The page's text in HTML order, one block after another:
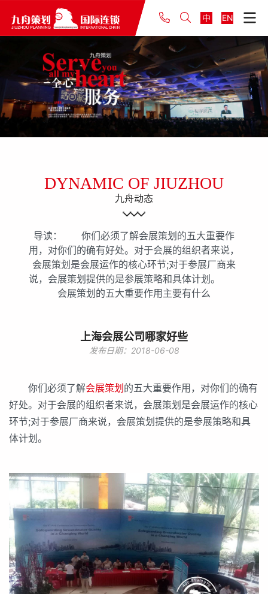
中 EN
DYNAMIC OF JIUZHOU
九舟动态
导读： 你们必须了解会展策划的五大重要作
用，对你们的确有好处。对于会展的组织者来说，
会展策划是会展运作的核心环节;对于参展厂商来
说，会展策划提供的是参展策略和具体计划。
会展策划的五大重要作用主要有什么
上海会展公司哪家好些
发布日期：2018-06-08
你们必须了解会展策划 的五大重要作用，对你们的确有
好处。对于会展的组织者来说，会展策划是会展运作的核心
环节;对于参展厂商来说，会展策划提供的是参展策略和具
体计划。